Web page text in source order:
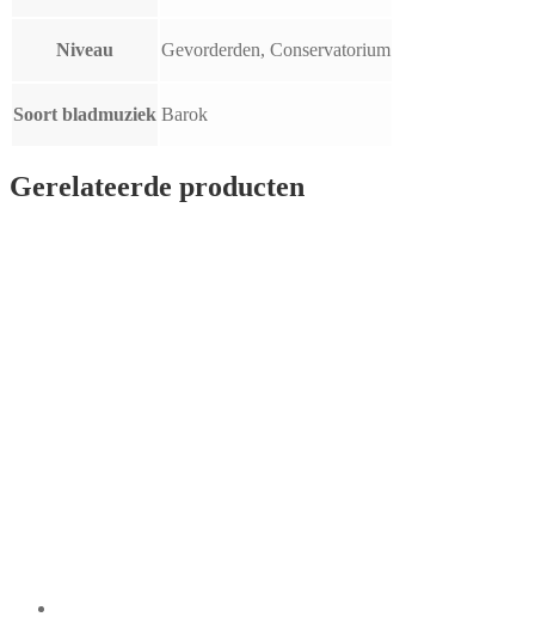
Niveau Gevorderden, Conservatorium
Soort bladmuziek Barok
Gerelateerde producten